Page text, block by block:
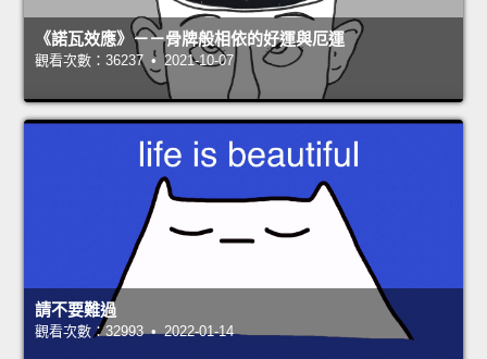
《諾瓦效應》－－骨牌般相依的好運與厄運
觀看次數：36237 • 2021-10-07
請不要難過
觀看次數：32993 • 2022-01-14